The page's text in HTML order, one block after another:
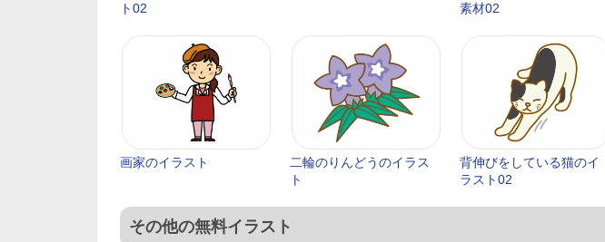
ト02
素材02
画家のイラスト
二輪のりんどうのイラス
ト
背伸びをしている猫のイ
ラスト02
その他の無料イラスト